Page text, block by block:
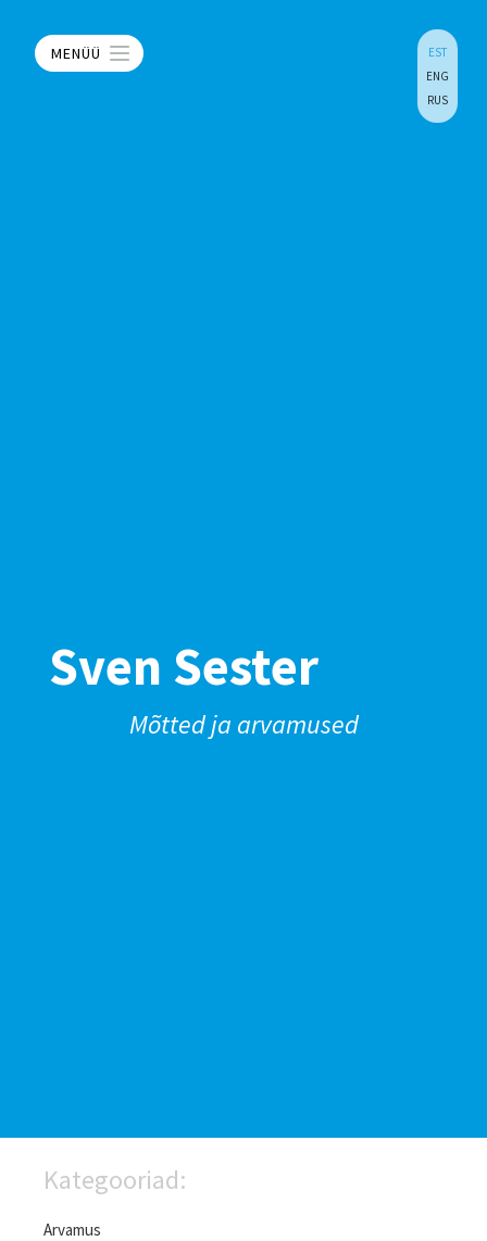
MENÜÜ
EST
ENG
RUS
Sven Sester
Mõtted ja arvamused
Kategooriad:
Arvamus